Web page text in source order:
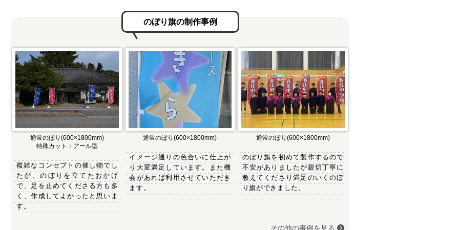
のぼり旗の制作事例
通常のぼり(600×1800mm)
特殊カット：アール型
複雑なコンセプトの催し物でし
たが、のぼりを立てたおかげ
で、足を止めてくださる方も多
く、作成してよかったと思いま
す。
通常のぼり(600×1800mm)
イメージ通りの色合いに仕上が
り大変満足しています。また機
会があれば利用させていただき
ます。
通常のぼり(600×1800mm)
のぼり旗を初めて製作するので
不安がありましたが親切丁寧に
教えてくださり満足のいくのぼ
り旗ができました。
その他の事例を見る